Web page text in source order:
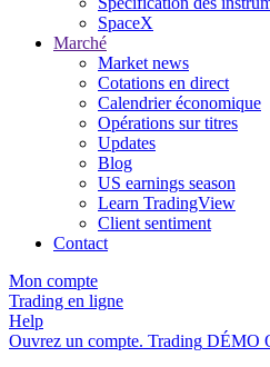
SpaceX
Marché
Market news
Cotations en direct
Calendrier économique
Opérations sur titres
Updates
Blog
US earnings season
Learn TradingView
Client sentiment
Contact
Mon compte
Trading en ligne
Help
Ouvrez un compte. Trading DÉMO